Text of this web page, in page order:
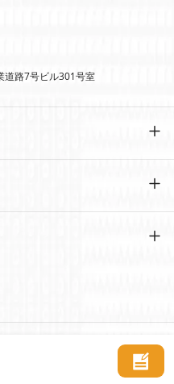
道路7号ビル301号室
ットメーカー | カスタマイズ可
を禁じます。